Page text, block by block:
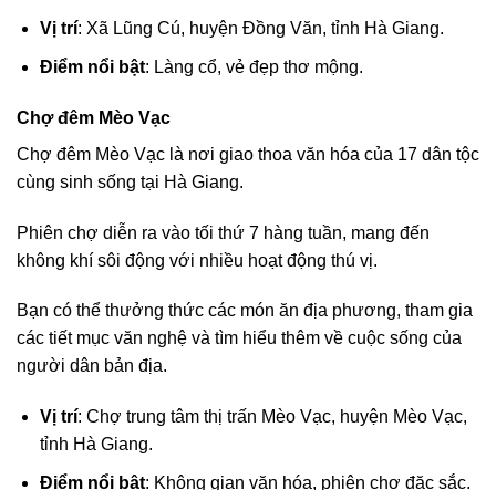
Vị trí: Xã Lũng Cú, huyện Đồng Văn, tỉnh Hà Giang.
Điểm nổi bật: Làng cổ, vẻ đẹp thơ mộng.
Chợ đêm Mèo Vạc
Chợ đêm Mèo Vạc là nơi giao thoa văn hóa của 17 dân tộc
cùng sinh sống tại Hà Giang.
Phiên chợ diễn ra vào tối thứ 7 hàng tuần, mang đến
không khí sôi động với nhiều hoạt động thú vị.
Bạn có thể thưởng thức các món ăn địa phương, tham gia
các tiết mục văn nghệ và tìm hiểu thêm về cuộc sống của
người dân bản địa.
Vị trí: Chợ trung tâm thị trấn Mèo Vạc, huyện Mèo Vạc,
tỉnh Hà Giang.
Điểm nổi bật: Không gian văn hóa, phiên chợ đặc sắc.